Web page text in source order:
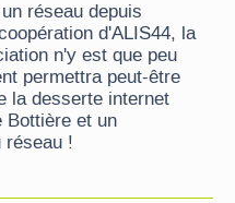
réseau depuis
d'ALIS44, la
n'y est que peu
permettra peut-être
la desserte internet
Bottière et un
réseau !